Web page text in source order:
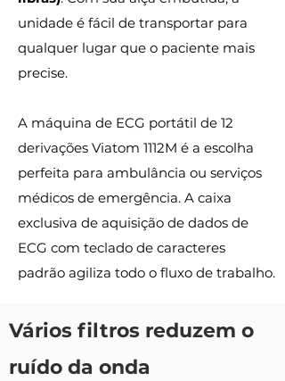
unidade é fácil de transportar para
qualquer lugar que o paciente mais
precise.
A máquina de ECG portátil de 12
derivações Viatom 1112M é a escolha
perfeita para ambulância ou serviços
médicos de emergência. A caixa
exclusiva de aquisição de dados de
ECG com teclado de caracteres
padrão agiliza todo o fluxo de trabalho.
Vários filtros reduzem o
ruído da onda